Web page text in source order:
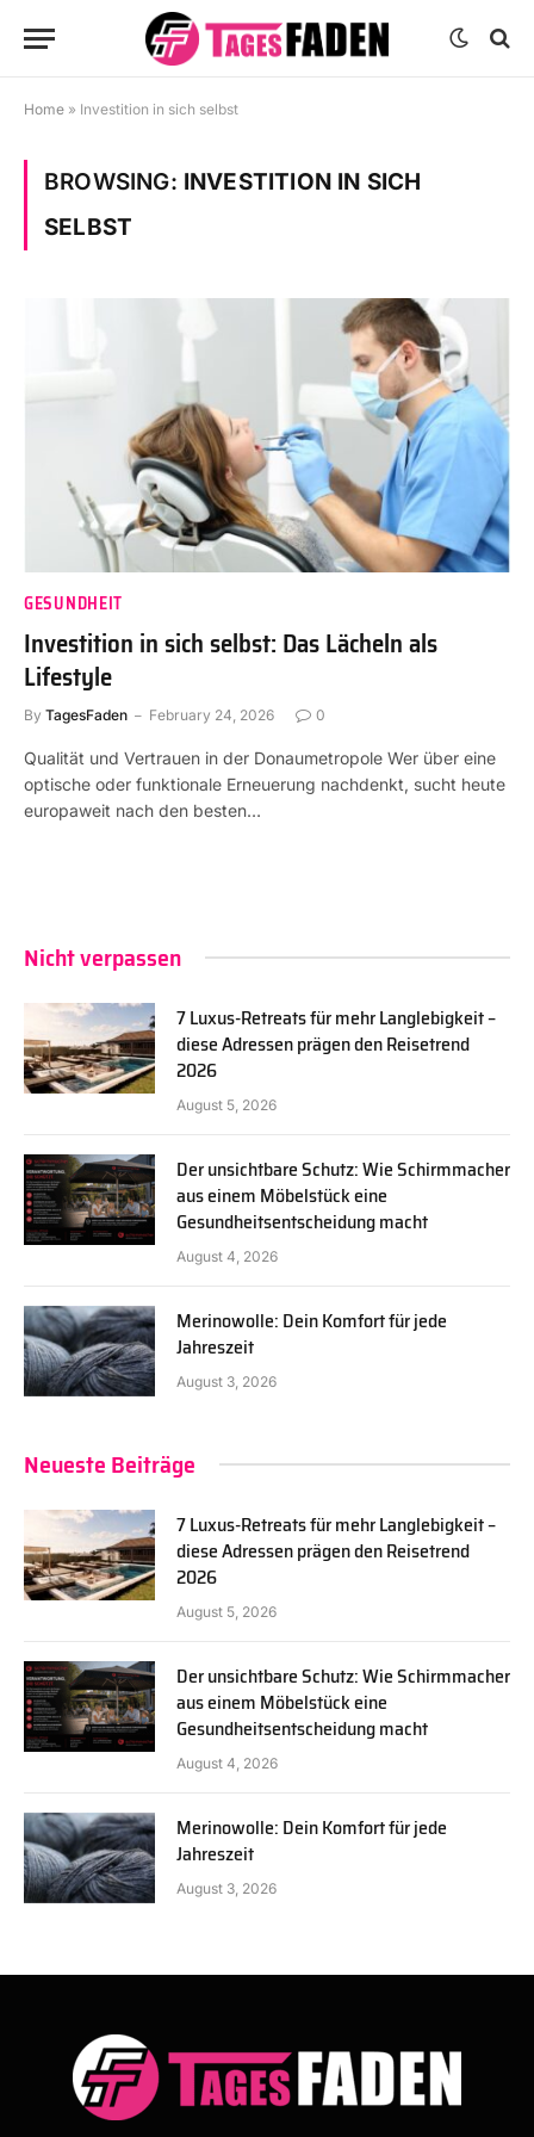
Home » Investition in sich selbst
BROWSING: INVESTITION IN SICH
SELBST
GESUNDHEIT
Investition in sich selbst: Das Lächeln als
Lifestyle
By TagesFaden February 24, 2026 0
Qualität und Vertrauen in der Donaumetropole Wer über eine
optische oder funktionale Erneuerung nachdenkt, sucht heute
europaweit nach den besten…
Nicht verpassen
7 Luxus-Retreats für mehr Langlebigkeit –
diese Adressen prägen den Reisetrend
2026
August 5, 2026
Der unsichtbare Schutz: Wie Schirmmacher
aus einem Möbelstück eine
Gesundheitsentscheidung macht
August 4, 2026
Merinowolle: Dein Komfort für jede
Jahreszeit
August 3, 2026
Neueste Beiträge
7 Luxus-Retreats für mehr Langlebigkeit –
diese Adressen prägen den Reisetrend
2026
August 5, 2026
Der unsichtbare Schutz: Wie Schirmmacher
aus einem Möbelstück eine
Gesundheitsentscheidung macht
August 4, 2026
Merinowolle: Dein Komfort für jede
Jahreszeit
August 3, 2026